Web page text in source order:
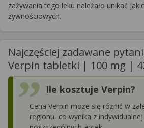
zażywania tego leku należało unikać
żywnościowych.
Najczęściej zadawane
Verpin tabletki | 100 mg |
Ile kosztuje Verpin?
Cena Verpin może się różnić w
regionu, co wynika z